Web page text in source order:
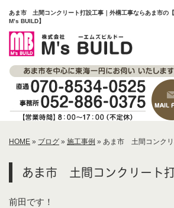
あま市 土間コンクリート打設工事｜外構工事ならあま市の
M’s BUILD】
HOME » ブログ » 施工事例 » あま市 土間コンク
あま市 土間コンクリート
前田です！